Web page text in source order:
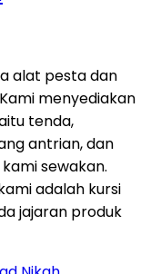
alat pesta dan
menyediakan
tenda,
antrian, dan
sewakan.
adalah kursi
jajaran produk